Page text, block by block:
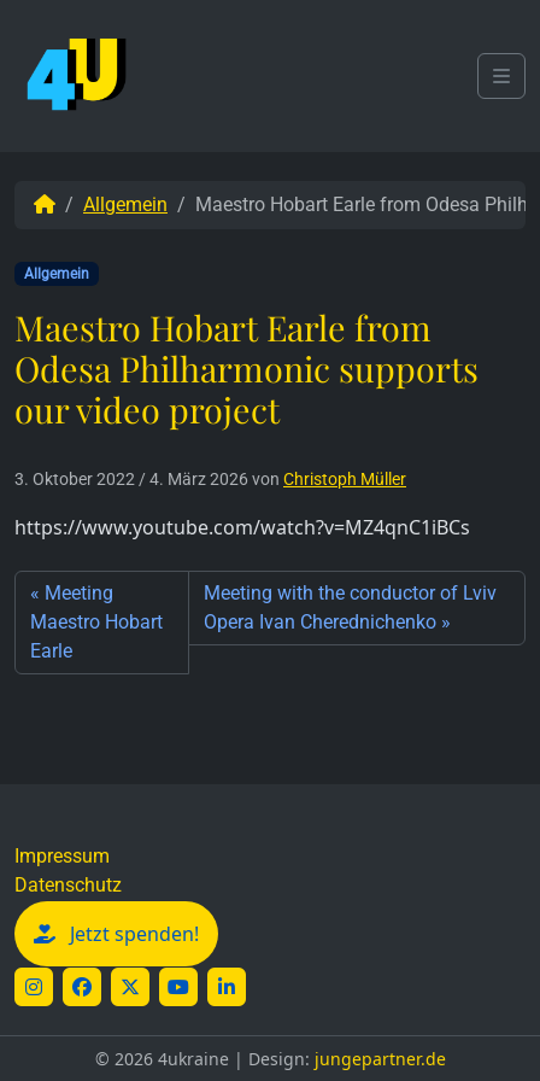
StartAllgemein Maestro Hobart Earle from Odesa
Allgemein
Maestro Hobart Earle from
Odesa Philharmonic supports
our video project
3. Oktober 2022 /4. März 2026 von Christoph Müller
https://www.youtube.com/watch?v=MZ4qnC1iBCs
Meeting
Maestro Hobart
Earle
Meeting with the conductor of Lviv
Opera Ivan Cherednichenko
Impressum
Datenschutz
Jetzt spenden!
© 2026 4ukraine | Design: jungepartner.de